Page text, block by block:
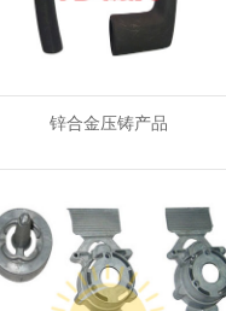
锌合金压铸产品